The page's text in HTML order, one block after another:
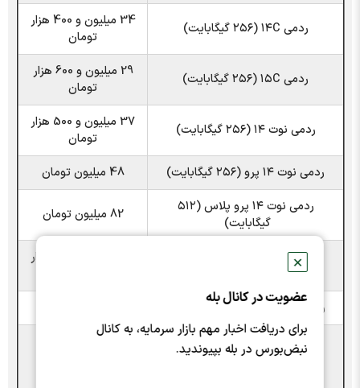
✕
عضویت در کانال بله
برای دریافت اخبار مهم بازار سرمایه، به کانال
نبض‌بورس در بله بپیوندید.
ردمی ۱۴C (۲۵۶ گیگابایت)
34 میلیون و 400 هزار
تومان
ردمی ۱۵C (۲۵۶ گیگابایت)
29 میلیون و 600 هزار
تومان
ردمی نوت ۱۴ (۲۵۶ گیگابایت)
37 میلیون و 500 هزار
تومان
ردمی نوت ۱۴ پرو (۲۵۶ گیگابایت)
48 میلیون تومان
ردمی نوت ۱۴ پرو پلاس (۵۱۲
گیگابایت)
82 میلیون تومان
ردمی نوت 15 (۲۵۶ گیگابایت)
43 میلیون و 800 هزار
ردمی نوت 15 پرو (۲۵۶ گیگابایت)
ردمی نوت 15 پرو پلاس (۵۱۲